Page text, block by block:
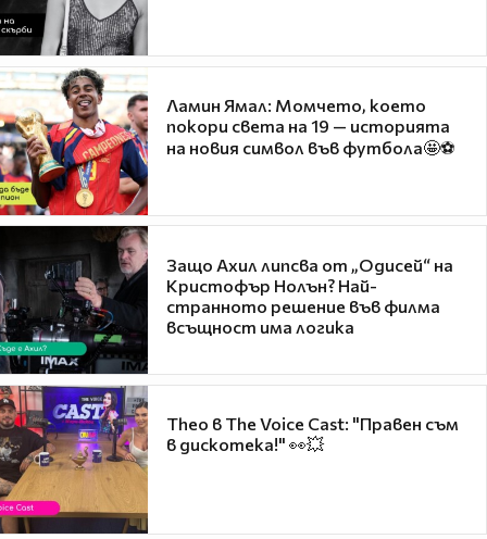
Ламин Ямал: Момчето, което
покори света на 19 — историята
на новия символ във футбола🤩⚽
Защо Ахил липсва от „Одисей“ на
Кристофър Нолън? Най-
странното решение във филма
всъщност има логика
Theo в The Voice Cast: "Правен съм
в дискотека!" 👀💥